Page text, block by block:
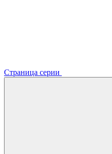
Страница серии